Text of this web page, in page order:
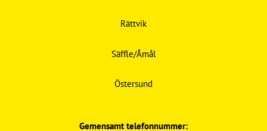
Rättvik
Säffle/Åmål
Östersund
Gemensamt telefonnummer: